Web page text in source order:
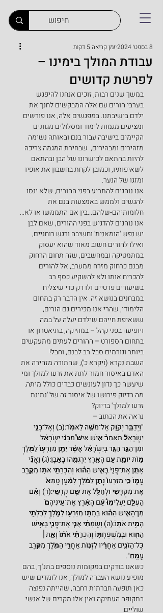
עבודת המולך בימינו –
לפרשת קדושים
8 בספט׳ 2024 זמן קריאה 5 דקות
במשך שנים רבות, זוכים אנחנו להיפגש
בערבי הורים עם אלה המבקשים לחנך את
ילדם בישיבתנו. במפגשים אלה, אנו פורשים
ומציעים מגמות לימוד ומסלולים מגוונים
הקיימים בישיבה עבור בנם ובאותה נשימה
מזהירים ומבהירים,  שבחירת המגמה צריכה
להיות בהתאם לכישרונו של הבן ובהתאם
לשאיפותיו, וכמובן לקחת בחשבון את אופיו
ומזגו של הנער.
אנו נוהגים להתריע בפני ההורים, שלא ינסו
להגשים ולממש באמצעות בנם את
חלומותיהם-שלהם…בין אם התממשו או לא…
אנו נוהגים להדגיש בפני ההורים, שאם לבן
יש נפש 'הומאנית' וחשיבה ורגש רוחניים,
ואילו להורים חשוב מאוד שהוא יעסוק
במתמטיקה ובמחשבים, שזה תחום הרחוק
מבנם כרחוק מזרח ממערב, אל להורים
להכריח אותו ולא להשקיע כסף רב
בשיעורים פרטיים ולו רק כדי שיצליח
במבחנים בנושא זה. אין הדבר רק בתחום
הלימודי, שהרי אנו מכירים גם הורים,
ששאיפת חייהם שילדם יעלה על במה
ויופיעה בפני קהל – במוזיקה, בתיאטרון או
בתחום הספורט – ההורים לעתים מתעקשים
ביותר וגורמים סבל רב לבנם, וחבל!
השבת נקרא (ויקרא כ'), שהתורה מזהירה את
האדם באיסור חמור לתת את זרעו למולך ומי
שיעשה כך נדון לעונשים כבדים כולל מיתה.
מה בדיוק פירושו של איסור זה של 'נתינת
זרעו למולך' בדיוק?
נראה את הכתוב –
"וַיְדַבֵּ֥ר יְקֹוָ֖ק אֶל־מֹשֶׁ֥ה לֵּאמֹֽר:(ב) וְאֶל־בְּנֵ֣י
יִשְׂרָאֵל֘ תֹּאמַר֒ אִ֣ישׁ אִישׁ֩ מִבְּנֵ֨י יִשְׂרָאֵ֜ל
וּמִן־הַגֵּ֣ר הַגָּ֣ר בְּיִשְׂרָאֵ֗ל אֲשֶׁ֨ר יִתֵּ֧ן מִזַּרְע֛וֹ לַמֹּ֖לֶךְ
מ֣וֹת יוּמָ֑ת עַ֥ם הָאָ֖רֶץ יִרְגְּמֻ֥הוּ בָאָֽבֶן:(ג) וַאֲנִ֞י
אֶתֵּ֤ן אֶת־פָּנַי֙ בָּאִ֣ישׁ הַה֔וּא וְהִכְרַתִּ֥י אֹת֖וֹ מִקֶּ֣רֶב
עַמּ֑וֹ כִּ֤י מִזַּרְעוֹ֙ נָתַ֣ן לַמֹּ֔לֶךְ לְמַ֗עַן טַמֵּא֙
אֶת־מִקְדָּשִׁ֔י וּלְחַלֵּ֖ל אֶת־שֵׁ֥ם קָדְשִֽׁי:(ד) וְאִ֡ם
הַעְלֵ֣ם יַעְלִימֽוּ֩ עַ֨ם הָאָ֜רֶץ אֶת־עֵֽינֵיהֶם֙
מִן־הָאִ֣ישׁ הַה֔וּא בְּתִתּ֥וֹ מִזַּרְע֖וֹ לַמֹּ֑לֶךְ לְבִלְתִּ֖י
הָמִ֥ית אֹתֽוֹ:(ה) וְשַׂמְתִּ֨י אֲנִ֧י אֶת־פָּנַ֛י בָּאִ֥ישׁ
הַה֖וּא וּבְמִשְׁפַּחְתּ֑וֹ וְהִכְרַתִּ֨י אֹת֜וֹ וְאֵ֣ת׀
כָּל־הַזֹּנִ֣ים אַחֲרָ֗יו לִזְנ֛וֹת אַחֲרֵ֥י הַמֹּ֖לֶךְ מִקֶּ֥רֶב
עַמָּֽם".
כשאנו בודקים במקומות נוספים בתנ"ך, בהם
מופיע נושא העברה למולך, אנו לומדים שיש
כאן תופעה חברתית רחבה, שהייתה נפוצה
בתקופה העתיקה ואין אלו מקרים של אנשי
שוליים.